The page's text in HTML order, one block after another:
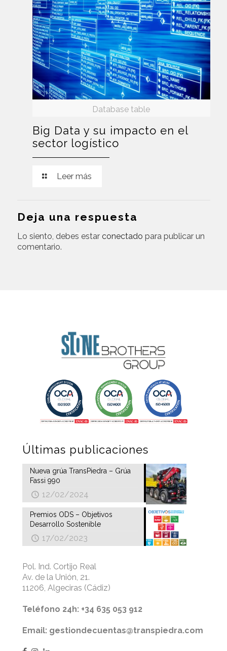
Database table
Big Data y su impacto en el
sector logístico
Leer más
Deja una respuesta
Lo siento, debes estar conectado para publicar un
comentario.
Últimas publicaciones
Nueva grúa TransPiedra – Grúa
Fassi 990
12/02/2024
Premios ODS – Objetivos
Desarrollo Sostenible
17/02/2023
Pol. Ind. Cortijo Real
Av. de la Unión, 21.
11206, Algeciras (Cádiz)
Teléfono 24h: +34 635 053 912
Email: gestiondecuentas@transpiedra.com